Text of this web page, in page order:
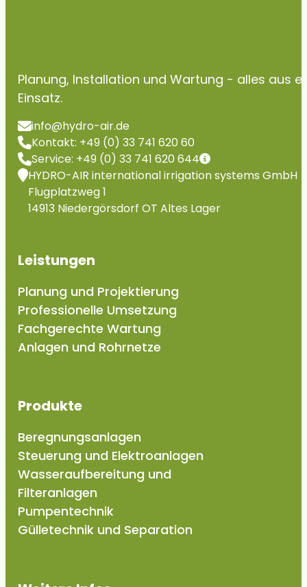
Planung, Installation und Wartung - alles aus
Einsatz.
info@hydro-air.de
Kontakt: +49 (0) 33 741 620 60
Service: +49 (0) 33 741 620 644
HYDRO-AIR international irrigation systems GmbH
Flugplatzweg 1
14913 Niedergörsdorf OT Altes Lager
Leistungen
Planung und Projektierung
Professionelle Umsetzung
Fachgerechte Wartung
Anlagen und Rohrnetze
Produkte
Beregnungsanlagen
Steuerung und Elektroanlagen
Wasseraufbereitung und
Filteranlagen
Pumpentechnik
Gülletechnik und Separation